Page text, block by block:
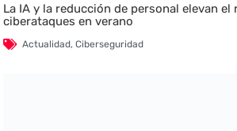
La IA y la reducción de personal elevan el
ciberataques en verano
Actualidad,Ciberseguridad